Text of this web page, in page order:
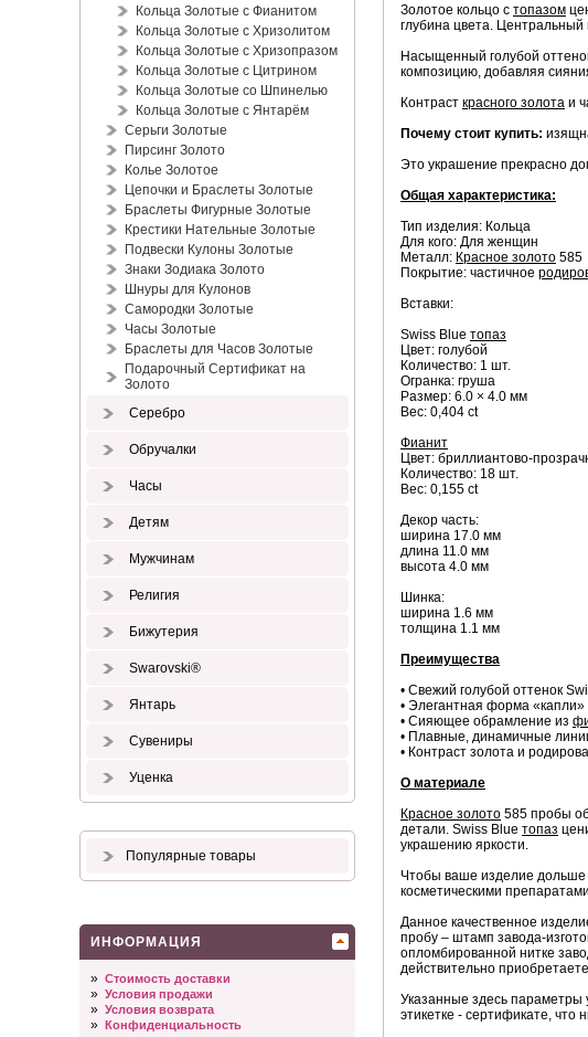
Кольца Золотые с Фианитом
Кольца Золотые с Хризолитом
Кольца Золотые с Хризопразом
Кольца Золотые с Цитрином
Кольца Золотые со Шпинелью
Кольца Золотые с Янтарём
Серьги Золотые
Пирсинг Золото
Колье Золотое
Цепочки и Браслеты Золотые
Браслеты Фигурные Золотые
Крестики Нательные Золотые
Подвески Кулоны Золотые
Знаки Зодиака Золото
Шнуры для Кулонов
Самородки Золотые
Часы Золотые
Браслеты для Часов Золотые
Подарочный Сертификат на
Золото
Серебро
Обручалки
Часы
Детям
Мужчинам
Религия
Бижутерия
Swarovski®
Янтарь
Сувениры
Уценка
Популярные товары
ИНФОРМАЦИЯ
» Стоимость доставки
» Условия продажи
» Условия возврата
» Конфиденциальность
Золотое кольцо с топазом
глубина цвета.
Насыщенный голубой
композицию, добавляя
Контраст красного золота и
Почему стоит купить:
Это украшение прекрасно
Общая характеристика:
Тип изделия: Кольца
Для кого: Для женщин
Металл: Красное золото 585
Покрытие: частичное
Вставки:
Swiss Blue топаз
Цвет: голубой
Количество: 1 шт.
Огранка: груша
Размер: 6.0 × 4.0 мм
Вес: 0,404 ct
Фианит
Цвет: бриллиантово-
Количество: 18 шт.
Вес: 0,155 ct
Декор часть:
ширина 17.0 мм
длина 11.0 мм
высота 4.0 мм
Шинка:
ширина 1.6 мм
толщина 1.1 мм
Преимущества
• Свежий голубой оттенок
• Элегантная форма «капли»
• Сияющее обрамление из
• Плавные, динамичные
• Контраст золота и
О материале
Красное золото 585 пробы
детали. Swiss Blue топаз
украшению яркости.
Чтобы ваше изделие дольше
косметическими
Данное качественное
пробу – штамп завода-
опломбированной нитке
действительно
Указанные здесь параметры
этикетке - сертификате, что